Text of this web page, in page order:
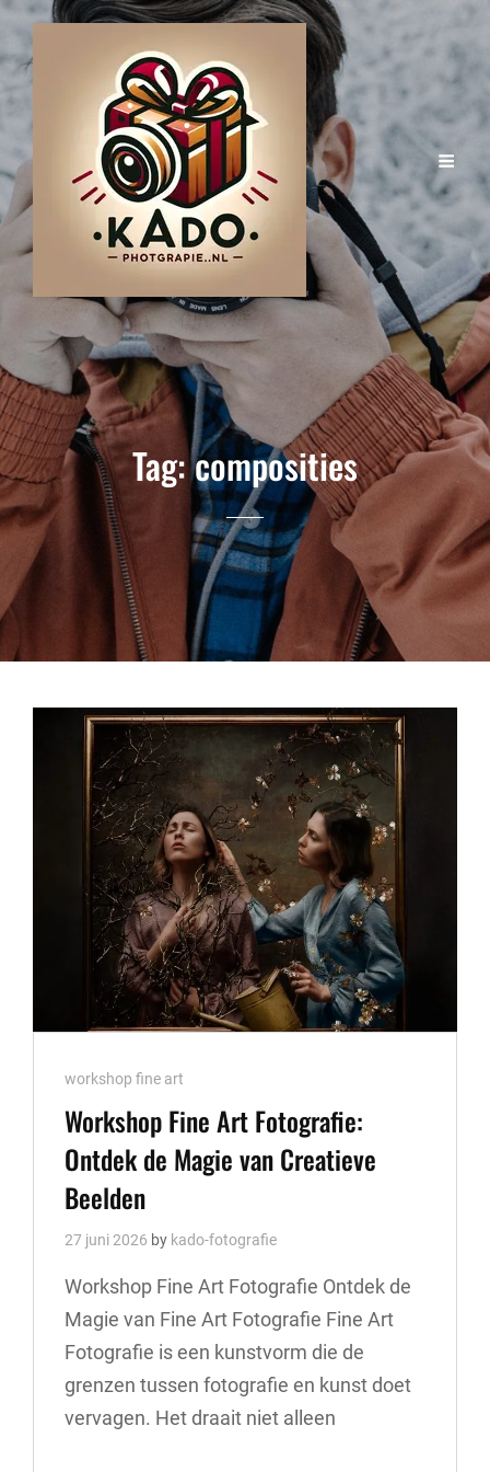
Tag:composities
Cat
Links
workshop fine art
Workshop Fine Art Fotografie:
Ontdek de Magie van Creatieve
Beelden
27 juni 2026 by kado-fotografie
Workshop Fine Art Fotografie Ontdek de
Magie van Fine Art Fotografie Fine Art
Fotografie is een kunstvorm die de
grenzen tussen fotografie en kunst doet
vervagen. Het draait niet alleen